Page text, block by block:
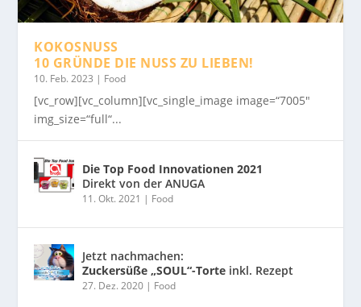
KOKOSNUSS
10 GRÜNDE DIE NUSS ZU LIEBEN!
10. Feb. 2023 | Food
[vc_row][vc_column][vc_single_image image=“7005″
img_size=“full“...
Die Top Food Innovationen 2021
Direkt von der ANUGA
11. Okt. 2021 | Food
Jetzt nachmachen:
Zuckersüße „SOUL“-Torte inkl. Rezept
27. Dez. 2020 | Food